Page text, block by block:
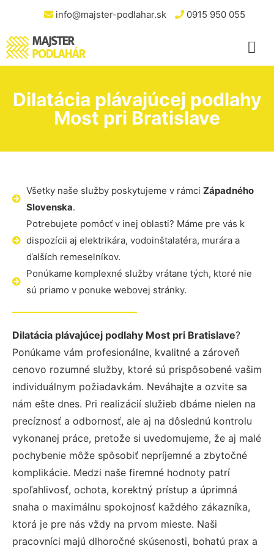
info@majster-podlahar.sk 0915 950 055
Dilatácia plávajúcej podlahy
Most pri Bratislave
Všetky naše služby poskytujeme v rámci Západného
Slovenska.
Potrebujete pomôcť v inej oblasti? Máme pre vás k
dispozícii aj elektrikára, vodoinštalatéra, murára a
ďalších remeselníkov.
Ponúkame komplexné služby vrátane tých, ktoré nie
sú priamo v ponuke webovej stránky.
Dilatácia plávajúcej podlahy Most pri Bratislave?
Ponúkame vám profesionálne, kvalitné a zároveň
cenovo rozumné služby, ktoré sú prispôsobené vašim
individuálnym požiadavkám. Neváhajte a ozvite sa
nám ešte dnes. Pri realizácií služieb dbáme nielen na
precíznosť a odbornosť, ale aj na dôslednú kontrolu
vykonanej práce, pretože si uvedomujeme, že aj malé
pochybenie môže spôsobiť nepríjemné a zbytočné
komplikácie. Medzi naše firemné hodnoty patrí
spoľahlivosť, ochota, korektný prístup a úprimná
snaha o maximálnu spokojnosť každého zákazníka,
ktorá je pre nás vždy na prvom mieste. Naši
pracovníci majú dlhoročné skúsenosti, bohatú prax a